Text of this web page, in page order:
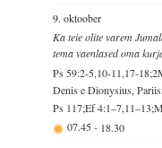
9. oktoober
Ka teie olite varem
tema vaenlased oma
Ps 59:2-5,10-11,17-
Denis e Dionysius,
Ps 117;Ef
07.45- 18.30